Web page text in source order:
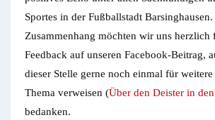
Sportes in der Fußballstadt
Zusammenhang möchten wir uns herzlich
Feedback auf unseren Facebook-Beitrag,
dieser Stelle gerne noch einmal für
Thema verweisen (Über den Deister in
bedanken.